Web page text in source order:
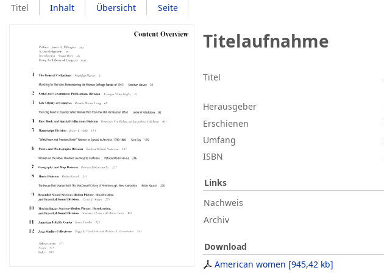
Titel Inhalt Übersicht Seite
Titelaufnahme
Titel
Herausgeber
Erschienen
Umfang
ISBN
Links
Nachweis
Archiv
Download
American women [945,42 kb]